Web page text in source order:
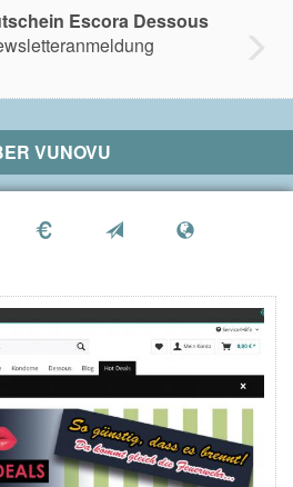
Escora Dessous
VUNOVU